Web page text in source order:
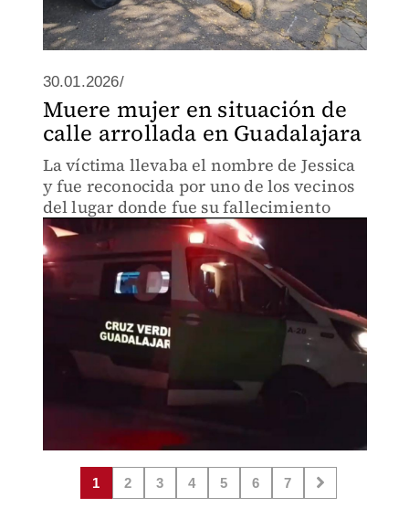
30.01.2026/
Muere mujer en situación de
calle arrollada en Guadalajara
La víctima llevaba el nombre de Jessica
y fue reconocida por uno de los vecinos
del lugar donde fue su fallecimiento
1 2 3 4 5 6 7